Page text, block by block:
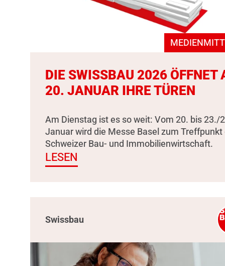
DIE SWISSBAU 2026 ÖFFNET
20. JANUAR IHRE TÜREN
Am Dienstag ist es so weit: Vom 20. bis 23./
Januar wird die Messe Basel zum Treffpunkt
Schweizer Bau- und Immobilienwirtschaft.
LESEN
Swissbau